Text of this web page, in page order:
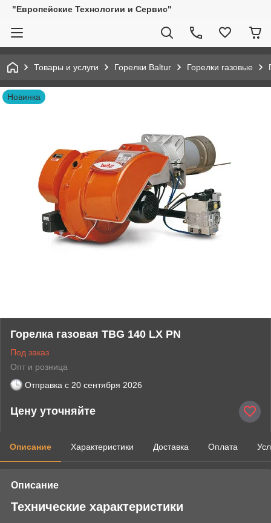
"Европейские Технологии и Сервис"
Товары и услуги Горелки Baltur Горелки газовые
Новинка
Горелка газовая TBG 140 LX PN
Под заказ
Опт и розница
Отправка с 20 сентября 2026
Цену уточняйте
Описание Характеристики Доставка Оплата
Описание
Технические характеристики